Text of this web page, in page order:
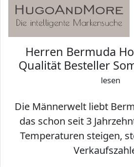
Herren Bermuda
Qualität Besteller
lesen
Die Männerwelt liebt
das schon seit 3
Temperaturen steigen,